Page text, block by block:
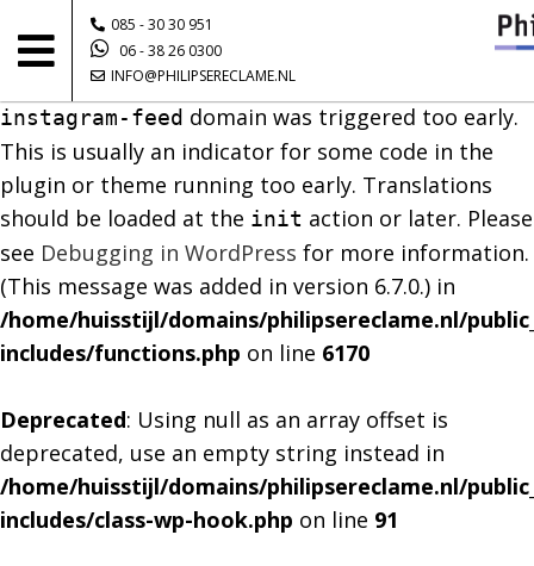
Notice
: Function _load_textdomain_just_in_time
was called incorrectly. Translation loading for the
instagram-feed domain was triggered too early.
This is usually an indicator for some code in the
plugin or theme running too early. Translations
should be loaded at the init action or later. Please
see Debugging in WordPress for more information.
(This message was added in version 6.7.0.) in
/home/huisstijl/domains/philipsereclame.nl/
includes/functions.php on line 6170
Deprecated: Using null as an array offset is
deprecated, use an empty string instead in
/home/huisstijl/domains/philipsereclame.nl/
includes/class-wp-hook.php on line 91
085 - 30 30 951
06 - 38 26 0300
INFO@PHILIPSERECLAME.NL